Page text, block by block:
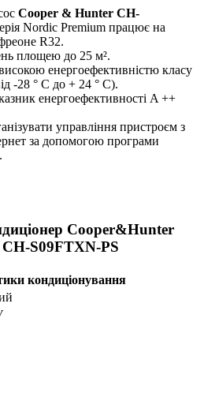
Cooper & Hunter CH-
Nordic Premium працює на
R32.
площею до 25 м².
енергоефективністю класу
-28 ° С до + 24 ° С).
енергоефективності A ++
управління пристроєм з
за допомогою програми
Cooper&Hunter
S09FTXN-PS
кондиціонування